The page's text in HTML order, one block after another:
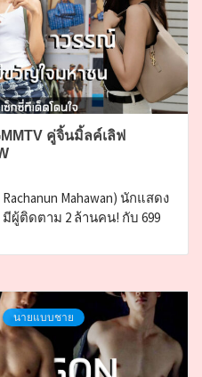
คู่จิ้นมิ้ลค์เลิฟ
Mahawan) นักแสดง
มีผู้ติดตาม 2 ล้านคน! กับ 699
นายแบบชาย